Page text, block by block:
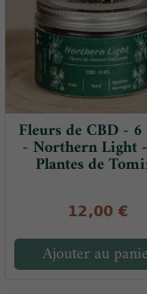
Fleurs de CBD - 6
- Northern Light
Plantes de
12,00 €
Ajouter au